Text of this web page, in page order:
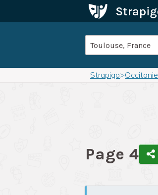
Strapigo>Occitanie
Page 4